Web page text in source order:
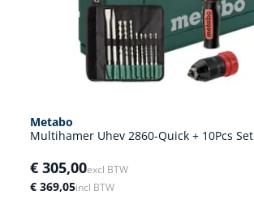
Metabo
Multihamer Uhev 2860-Quick + 10Pcs Set
€ 305,00excl BTW
€ 369,05incl BTW